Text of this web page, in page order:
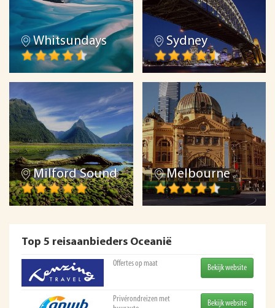
Whitsundays Sydney
Milford Sound Melbourne
Top 5 reisaanbieders Oceanië
Offertes op maat Bekijk website
Privérondreizen met
Bekijk website